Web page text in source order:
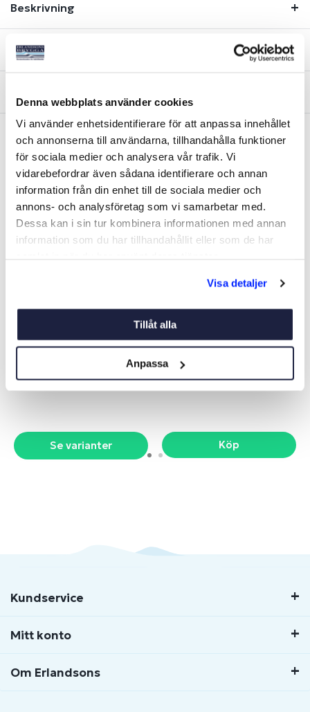
Denna webbplats använder cookies
Vi använder enhetsidentifierare för att anpassa innehållet
och annonserna till användarna, tillhandahålla funktioner
för sociala medier och analysera vår trafik. Vi
vidarebefordrar även sådana identifierare och annan
information från din enhet till de sociala medier och
annons- och analysföretag som vi samarbetar med.
Dessa kan i sin tur kombinera informationen med annan
information som du har tillhandahållit eller som de har
Visa detaljer
Tillåt alla
Anpassa
Beskrivning
Lagerstatus
Liknande produkter
GUMMILINA VIT/RÖD
Från 19 kr
Se varianter
FLYTLINA NAUTIC
8MM/25M
Art nr:
475 kr
Köp
Kundservice
Mitt konto
Om Erlandsons